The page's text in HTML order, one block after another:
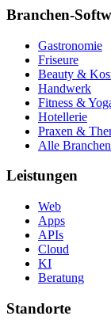
Branchen-
Gastronomie
Friseure
Beauty &
Handwerk
Fitness &
Hotellerie
Praxen &
Alle
Leistungen
Web
Apps
APIs
Cloud
KI
Beratung
Standorte